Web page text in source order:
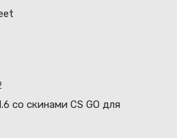
со скинами CS GO для